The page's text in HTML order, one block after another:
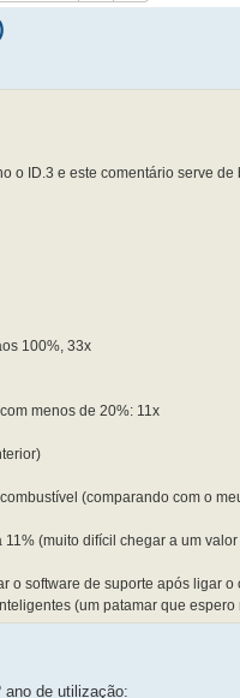
o ID.3 e este comentário serve de
100%, 33x
menos de 20%: 11x
(comparando com o
(muito difícil chegar a um
o software de suporte após ligar
(um patamar que espero
ano de utilização: